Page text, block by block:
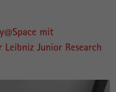
mit
Junior Research